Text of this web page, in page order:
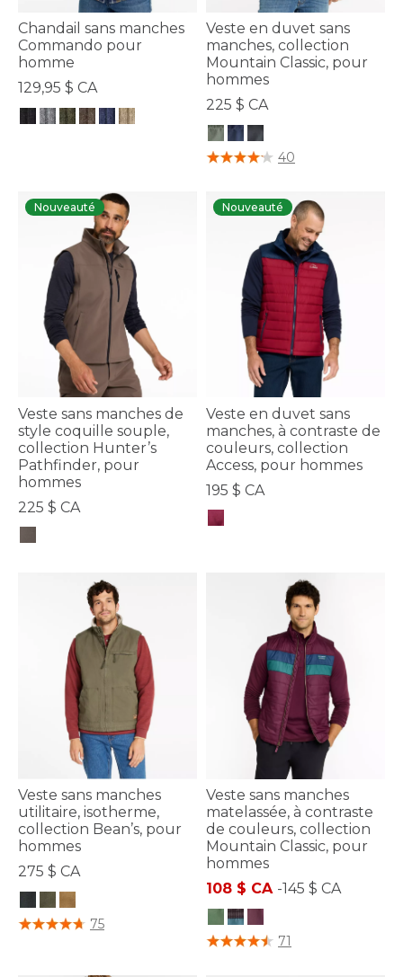
Chandail sans manches
Commando pour
homme
129,95 $ CA
Veste en duvet sans
manches, collection
Mountain Classic, pour
hommes
225 $ CA
5 sur 5 Évaluation des clients
40
Nouveauté
Veste sans manches de
style coquille souple,
collection Hunter’s
Pathfinder, pour
hommes
225 $ CA
Nouveauté
Veste en duvet sans
manches, à contraste de
couleurs, collection
Access, pour hommes
195 $ CA
Veste sans manches
utilitaire, isotherme,
collection Bean’s, pour
hommes
275 $ CA
5 sur 5 Évaluation des clients
75
Veste sans manches
matelassée, à contraste
de couleurs, collection
Mountain Classic, pour
hommes
108 $ CA -145 $ CA
3,1 sur 5 Évaluation des clients
71